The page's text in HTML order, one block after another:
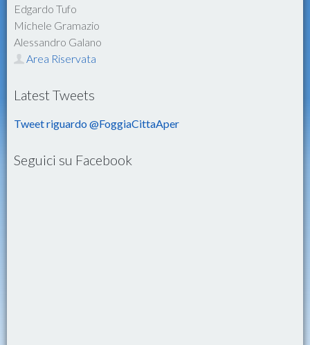
Edgardo Tufo
Michele Gramazio
Alessandro Galano
Area Riservata
Latest Tweets
Tweet riguardo @FoggiaCittaAper
Seguici su Facebook